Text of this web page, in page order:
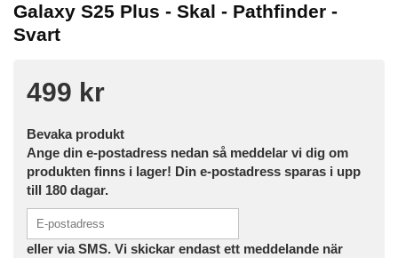
Galaxy S25 Plus - Skal - Pathfinder -
Svart
499 kr
Bevaka produkt
Ange din e-postadress nedan så meddelar vi dig om
produkten finns i lager! Din e-postadress sparas i upp
till 180 dagar.
eller via SMS. Vi skickar endast ett meddelande när